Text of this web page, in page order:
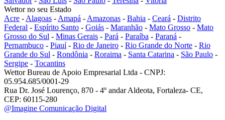
Wettor no seu Estado
Acre - Alagoas - Amapá - Amazonas - Bahia - Ceará - Distrito
Federal - Espírito Santo - Goiás - Maranhão - Mato Grosso - Mato
Grosso do Sul - Minas Gerais - Pará - Paraíba - Paraná -
Pernambuco - Piauí- Rio de Janeiro - Rio Grande do Norte - Rio
Grande do Sul - Rondônia - Roraima - Santa Catarina - São Paulo -
Sergipe - Tocantins
Wettor Bureau de Apoio Empresarial Ltda - CNPJ:
05.954.685/0001-29
Rua Dr. José Lourenço, 870 - 4º andar Aldeota, Fortaleza- CE,
CEP: 60115-280
@Imagine Comunicação Digital